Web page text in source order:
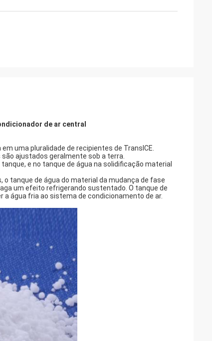
de ar central
uma pluralidade de recipientes de TransICE.
ajustados geralmente sob a terra.
e no tanque de água na solidificação material
o tanque de água do material da mudança de fase
um efeito refrigerando sustentado. O tanque de
água fria ao sistema de condicionamento de ar.